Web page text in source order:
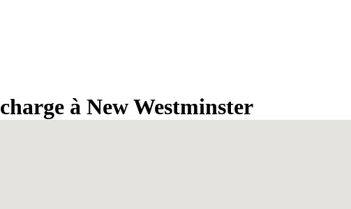
à New Westminster